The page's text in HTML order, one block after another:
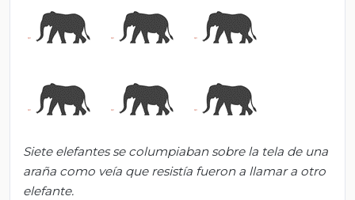
Siete elefantes se columpiaban sobre la tela de una
araña como veía que resistía fueron a llamar a otro
elefante.